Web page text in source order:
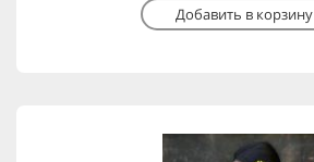
Добавить в корзину